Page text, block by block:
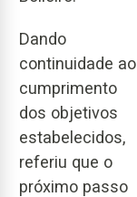
Dando
continuidade ao
cumprimento
dos objetivos
estabelecidos,
referiu que o
próximo passo